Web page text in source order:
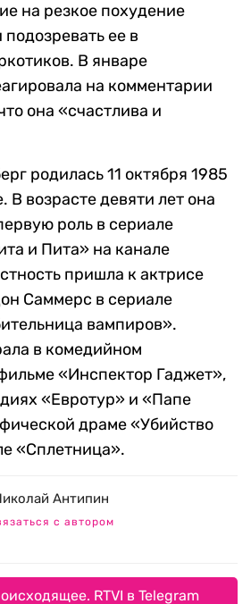
на резкое похудение
ее в
В январе
на комментарии
она «счастлива и
родилась 11 октября 1985
возрасте девяти лет она
роль в сериале
и Пита» на канале
пришла к актрисе
Саммерс в сериале
вампиров».
в комедийном
«Инспектор Гаджет»,
«Евротур» и «Папе
драме «Убийство
«Сплетница».
Антипин
с автором
RTVI в Telegram